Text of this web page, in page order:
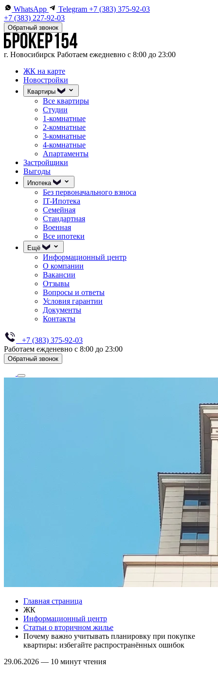
WhatsApp Telegram +7 (383) 375-92-03
+7 (383) 227-92-03
Обратный звонок
г. Новосибирск Работаем ежедневно с 8:00 до 23:00
ЖК на карте
Новостройки
Квартиры
Все квартиры
Студии
1-комнатные
2-комнатные
3-комнатные
4-комнатные
Апартаменты
Застройщики
Выгоды
Ипотека
Без первоначального взноса
IT-Ипотека
Семейная
Стандартная
Военная
Все ипотеки
Ещё
Информационный центр
О компании
Вакансии
Отзывы
Вопросы и ответы
Условия гарантии
Документы
Контакты
+7 (383) 375-92-03
Работаем ежденевно с 8:00 до 23:00
Обратный звонок
Главная страница
ЖК
Информационный центр
Статьи о вторичном жилье
Почему важно учитывать планировку при покупке
квартиры: избегайте распространённых ошибок
29.06.2026 — 10 минут чтения